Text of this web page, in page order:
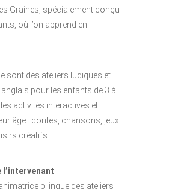
Graines, spécialement conçu
où l’on apprend en
sont des ateliers ludiques et
pour les enfants de 3 à
activités interactives et
âge : contes, chansons, jeux
créatifs.
l’intervenant
bilingue des ateliers